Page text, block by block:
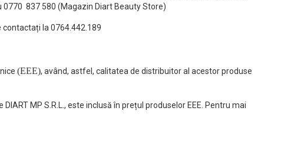
837 580 (Magazin Diart Beauty Store)
la 0764.442.189
(EEE), având, astfel, calitatea de distribuitor al acestor produse
MP S.R.L., este inclusă în prețul produselor EEE. Pentru mai